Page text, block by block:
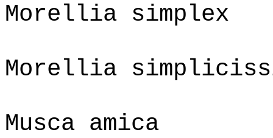
Morellia simplex
Morellia
Musca amica